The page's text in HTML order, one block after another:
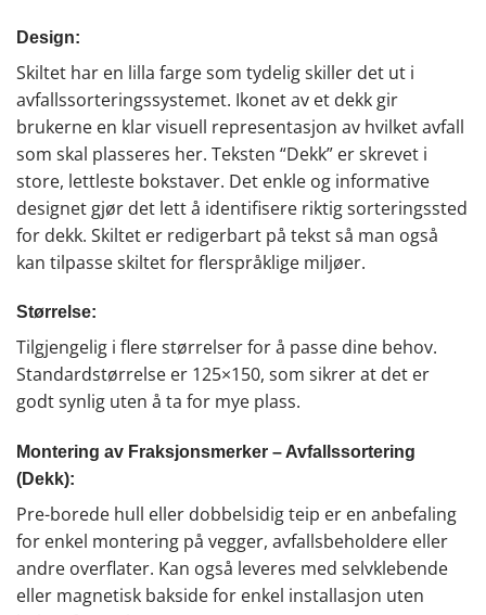
Design:
Skiltet har en lilla farge som tydelig skiller det ut i
avfallssorteringssystemet. Ikonet av et dekk gir
brukerne en klar visuell representasjon av hvilket avfall
som skal plasseres her. Teksten “Dekk” er skrevet i
store, lettleste bokstaver. Det enkle og informative
designet gjør det lett å identifisere riktig sorteringssted
for dekk. Skiltet er redigerbart på tekst så man også
kan tilpasse skiltet for flerspråklige miljøer.
Størrelse:
Tilgjengelig i flere størrelser for å passe dine behov.
Standardstørrelse er 125×150, som sikrer at det er
godt synlig uten å ta for mye plass.
Montering av Fraksjonsmerker – Avfallssortering
(Dekk):
Pre-borede hull eller dobbelsidig teip er en anbefaling
for enkel montering på vegger, avfallsbeholdere eller
andre overflater. Kan også leveres med selvklebende
eller magnetisk bakside for enkel installasjon uten